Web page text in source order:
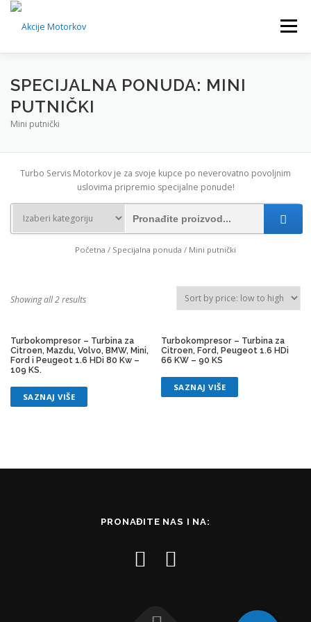
Skip
content
Menu
POČETNA SPECIJALNA PONUDA KONTAKT
SPECIJALNA PONUDA: MINI
PUTNIČKI
Mini putnički
Turbo Servis Motorkov je za svoje kupce po neverovatno povoljnim
uslovima pripremio specijalne ponude!
Početna / Specijalna ponuda / Mini putnički
Showing all 2 results
Turbokompresor – Turbina za
Citroen, Mazdu, Volvo, BMW, Mini,
Ford i Peugeot 1.6 HDi 80 Kw –
109 KS.
SAZNAJ VIŠE
Turbokompresor – Turbina za
Citroen, Ford, Peugeot 1.6 HDi
66 KW – 90 KS
SAZNAJ VIŠE
PRONAĐITE NAS I NA: